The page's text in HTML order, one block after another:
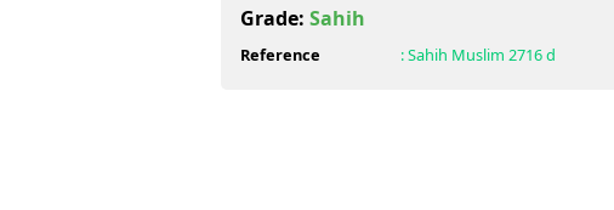
Grade: Sahih
Reference :Sahih Muslim 2716 d